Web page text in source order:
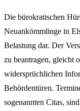
Die bürokratischen
Neuankömmlinge in
Belastung dar. Der
zu beantragen, gleicht
widersprüchlichen
Behördentüren.
sogenannten Citas,